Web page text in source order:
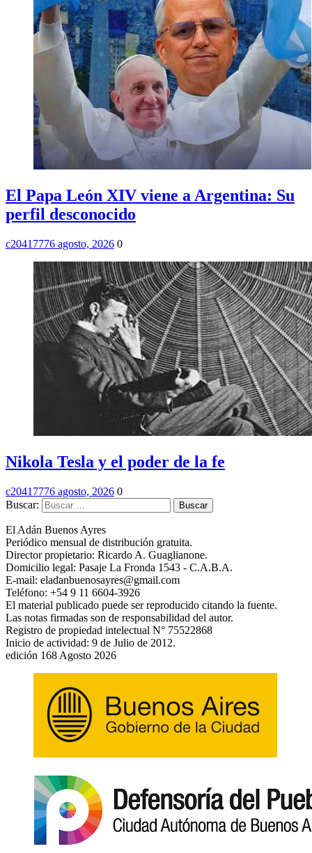
El Papa León XIV viene a Argentina: Su
perfil desconocido
c20417776 agosto, 2026 0
Nikola Tesla y el poder de la fe
c20417776 agosto, 2026 0
Buscar:
El Adán Buenos Ayres
Periódico mensual de distribución gratuita.
Director propietario: Ricardo A. Guaglianone.
Domicilio legal: Pasaje La Fronda 1543 - C.A.B.A.
E-mail: eladanbuenosayres@gmail.com
Teléfono: +54 9 11 6604-3926
El material publicado puede ser reproducido citando la fuente.
Las notas firmadas son de responsabilidad del autor.
Registro de propiedad intelectual N° 75522868
Inicio de actividad: 9 de Julio de 2012.
edición 168 Agosto 2026